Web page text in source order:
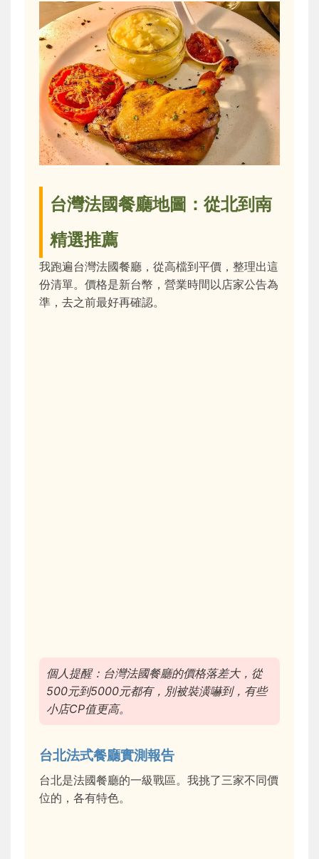
台灣法國餐廳地圖：從北到南
精選推薦
我跑遍台灣法國餐廳，從高檔到平價，整理出這
份清單。價格是新台幣，營業時間以店家公告為
準，去之前最好再確認。
個人提醒：台灣法國餐廳的價格落差大，從
500元到5000元都有，別被裝潢嚇到，有些
小店CP值更高。
台北法式餐廳實測報告
台北是法國餐廳的一級戰區。我挑了三家不同價
位的，各有特色。